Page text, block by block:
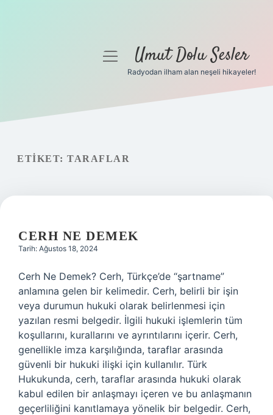
Gizlilik Politikası
menüyüUmut Dolu Sesler
Radyodan ilham alan neşeli hikayeler!
ETIKET: TARAFLAR
CERH NE DEMEK
Tarih: Ağustos 18, 2024
Cerh Ne Demek? Cerh, Türkçe’de “şartname”
anlamına gelen bir kelimedir. Cerh, belirli bir işin
veya durumun hukuki olarak belirlenmesi için
yazılan resmi belgedir. İlgili hukuki işlemlerin tüm
koşullarını, kurallarını ve ayrıntılarını içerir. Cerh,
genellikle imza karşılığında, taraflar arasında
güvenli bir hukuki ilişki için kullanılır. Türk
Hukukunda, cerh, taraflar arasında hukuki olarak
kabul edilen bir anlaşmayı içeren ve bu anlaşmanın
geçerliliğini kanıtlamaya yönelik bir belgedir. Cerh,